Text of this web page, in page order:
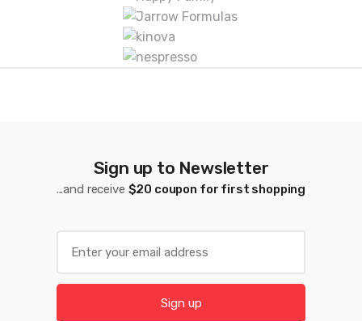
Sign up to Newsletter
...and receive $20 coupon for first shopping
l
Sign up